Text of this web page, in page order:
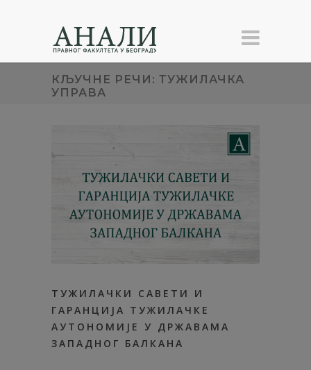
КЉУЧНЕ РЕЧИ: ТУЖИЛАЧКА
УПРАВА
ТУЖИЛАЧКИ САВЕТИ И
ГАРАНЦИЈА ТУЖИЛАЧКЕ
АУТОНОМИЈЕ У ДРЖАВАМА
ЗАПАДНОГ БАЛКАНА